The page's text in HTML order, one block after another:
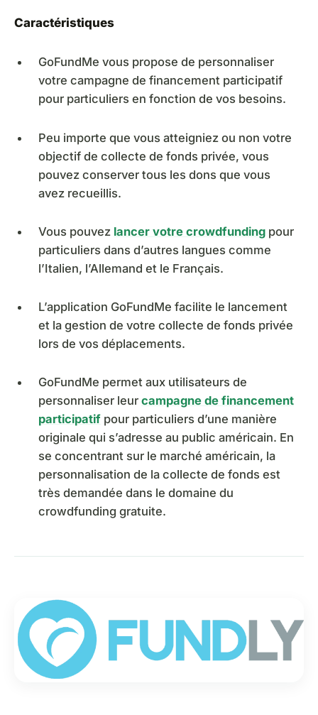
Caractéristiques
GoFundMe vous propose de personnaliser
votre campagne de financement participatif
pour particuliers en fonction de vos besoins.
Peu importe que vous atteigniez ou non votre
objectif de collecte de fonds privée, vous
pouvez conserver tous les dons que vous
avez recueillis.
Vous pouvez lancer votre crowdfunding pour
particuliers dans d’autres langues comme
l’Italien, l’Allemand et le Français.
L’application GoFundMe facilite le lancement
et la gestion de votre collecte de fonds privée
lors de vos déplacements.
GoFundMe permet aux utilisateurs de
personnaliser leur campagne de financement
participatif pour particuliers d’une manière
originale qui s’adresse au public américain. En
se concentrant sur le marché américain, la
personnalisation de la collecte de fonds est
très demandée dans le domaine du
crowdfunding gratuite.